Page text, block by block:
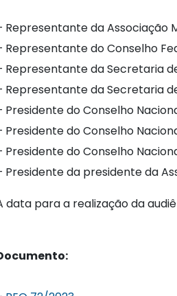
Representante da Associação
Representante do Conselho
Representante da Secretaria
Representante da Secretaria
Presidente do Conselho
Presidente do Conselho
Presidente do Conselho
Presidente da presidente da
data para a realização da